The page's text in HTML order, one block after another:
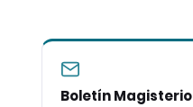
Boletín Magisterio